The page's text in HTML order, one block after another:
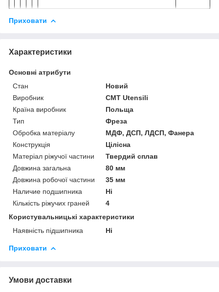
Приховати
Характеристики
Основні атрибути
Стан
Новий
Виробник
CMT Utensili
Країна виробник
Польща
Тип
Фреза
Обробка матеріалу
МДФ, ДСП, ЛДСП, Фанера
Конструкція
Цілісна
Матеріал ріжучої частини
Твердий сплав
Довжина загальна
80 мм
Довжина робочої частини
35 мм
Наличие подшипника
Ні
Кількість ріжучих граней
4
Користувальницькі характеристики
Наявність підшипника
Ні
Приховати
Умови доставки